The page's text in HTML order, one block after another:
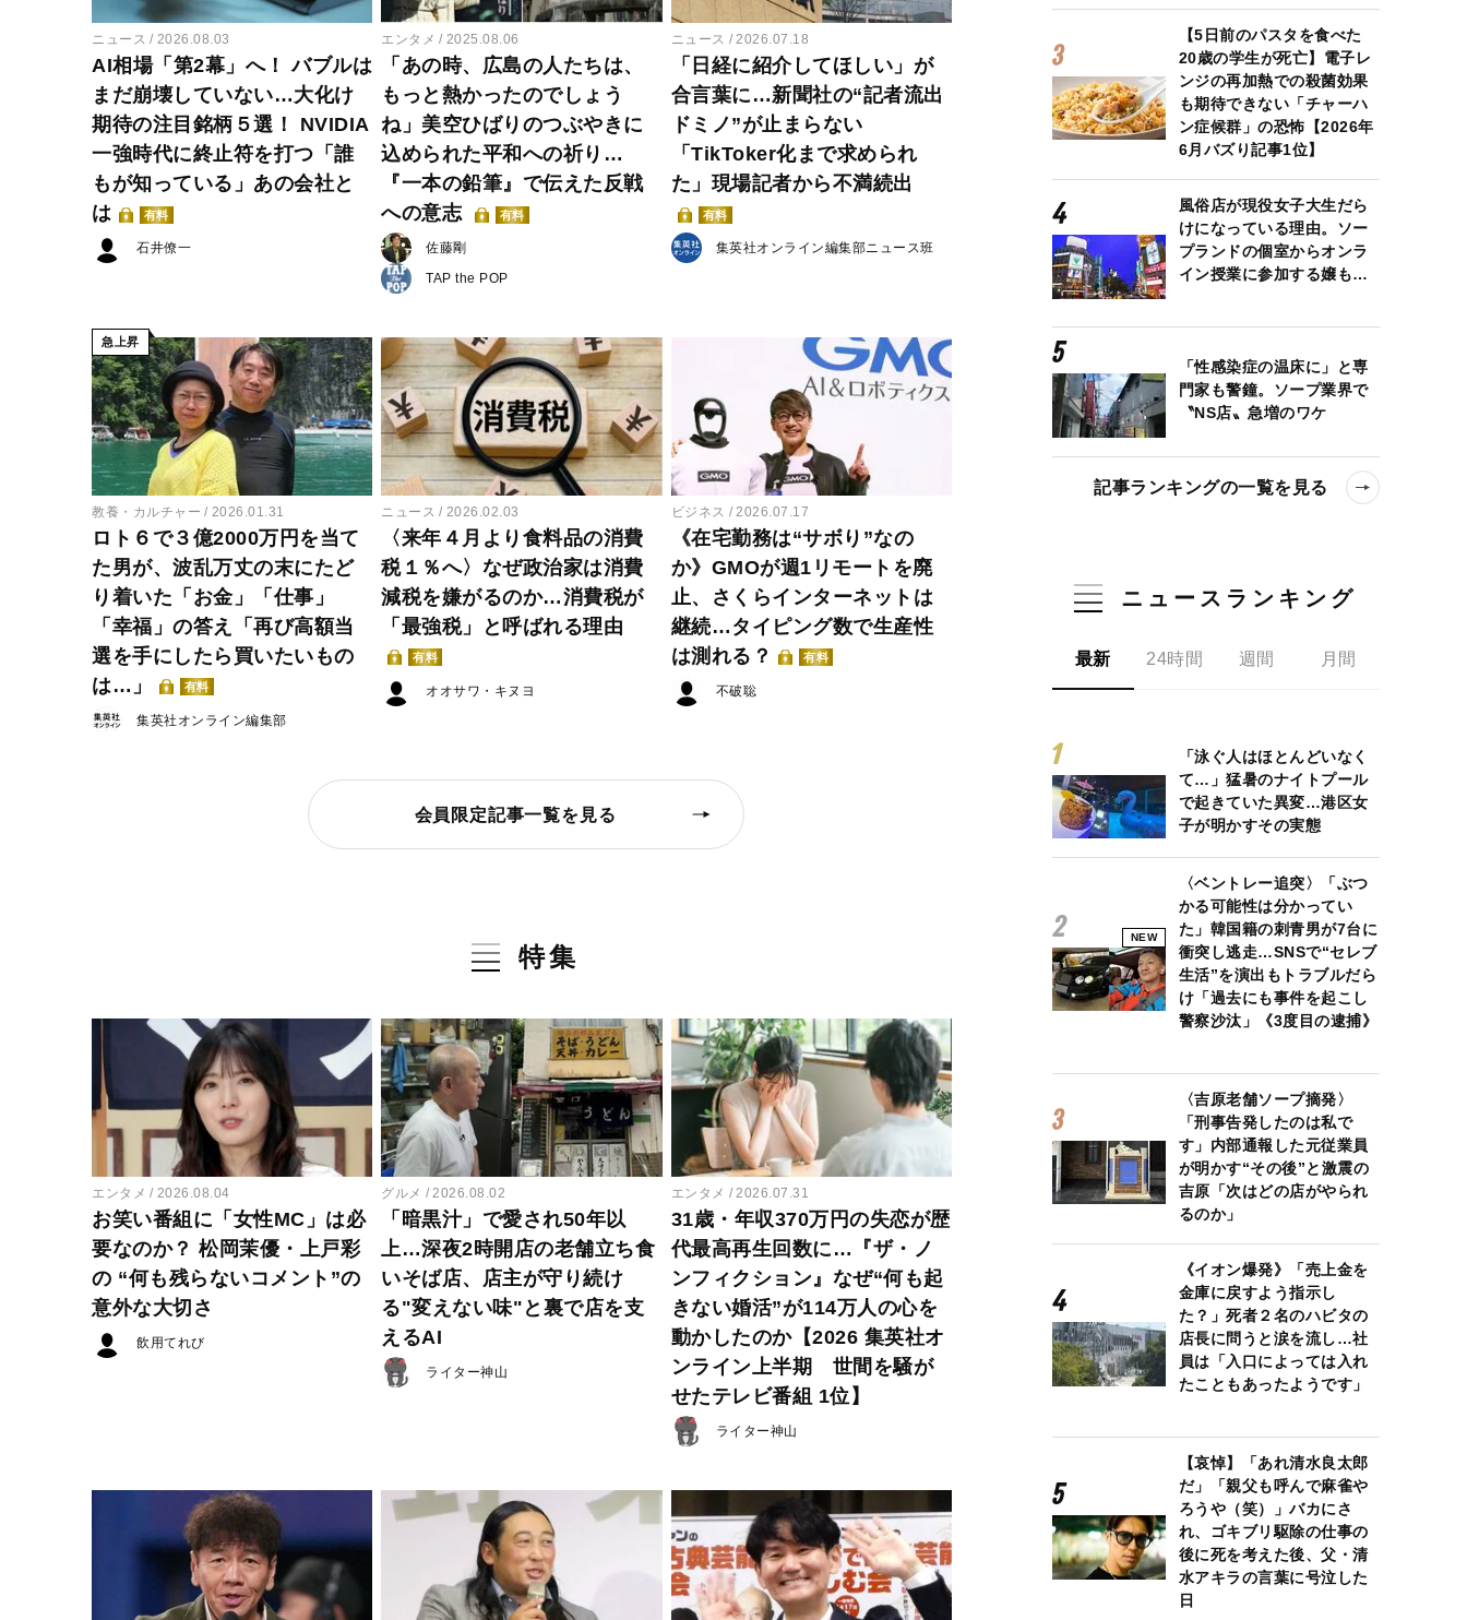
ニュース 2026.08.03
AI相場「第2幕」へ！ バブルは
まだ崩壊していない…大化け
期待の注目銘柄５選！ NVIDIA
一強時代に終止符を打つ「誰
もが知っている」あの会社と
は
有料
石井僚一
エンタメ 2025.08.06
「あの時、広島の人たちは、
もっと熱かったのでしょう
ね」美空ひばりのつぶやきに
込められた平和への祈り…
『一本の鉛筆』で伝えた反戦
への意志
有料
佐藤剛
TAP the POP
ニュース 2026.07.18
「日経に紹介してほしい」が
合言葉に…新聞社の“記者流出
ドミノ”が止まらない
「TikToker化まで求められ
た」現場記者から不満続出
有料
集英社オンライン編集部ニュース班
急上昇
教養・カルチャー 2026.01.31
ロト６で３億2000万円を当て
た男が、波乱万丈の末にたど
り着いた「お金」「仕事」
「幸福」の答え「再び高額当
選を手にしたら買いたいもの
は…」
有料
集英社オンライン編集部
ニュース 2026.02.03
〈来年４月より食料品の消費
税１％へ〉なぜ政治家は消費
減税を嫌がるのか…消費税が
「最強税」と呼ばれる理由
有料
オオサワ・キヌヨ
ビジネス 2026.07.17
《在宅勤務は“サボり”なの
か》GMOが週1リモートを廃
止、さくらインターネットは
継続…タイピング数で生産性
は測れる？
有料
不破聡
会員限定記事一覧を見る
特集
エンタメ 2026.08.04
お笑い番組に「女性MC」は必
要なのか？ 松岡茉優・上戸彩
の “何も残らないコメント”の
意外な大切さ
飲用てれび
グルメ 2026.08.02
「暗黒汁」で愛され50年以
上…深夜2時開店の老舗立ち食
いそば店、店主が守り続け
る"変えない味"と裏で店を支
えるAI
ライター神山
エンタメ 2026.07.31
31歳・年収370万円の失恋が歴
代最高再生回数に…『ザ・ノ
ンフィクション』なぜ“何も起
きない婚活”が114万人の心を
動かしたのか【2026 集英社オ
ンライン上半期 世間を騒が
せたテレビ番組 1位】
ライター神山
【5日前のパスタを食べた
20歳の学生が死亡】電子レ
ンジの再加熱での殺菌効果
も期待できない「チャーハ
ン症候群」の恐怖【2026年
6月バズり記事1位】
風俗店が現役女子大生だら
けになっている理由。ソー
プランドの個室からオンラ
イン授業に参加する嬢も…
「性感染症の温床に」と専
門家も警鐘。ソープ業界で
〝NS店〟急増のワケ
記事ランキングの一覧を見る
ニュースランキング
最新 24時間 週間 月間
「泳ぐ人はほとんどいなく
て…」猛暑のナイトプール
で起きていた異変…港区女
子が明かすその実態
NEW
〈ベントレー追突〉「ぶつ
かる可能性は分かってい
た」韓国籍の刺青男が7台に
衝突し逃走…SNSで“セレブ
生活”を演出もトラブルだら
け「過去にも事件を起こし
警察沙汰」《3度目の逮捕》
〈吉原老舗ソープ摘発〉
「刑事告発したのは私で
す」内部通報した元従業員
が明かす“その後”と激震の
吉原「次はどの店がやられ
るのか」
《イオン爆発》「売上金を
金庫に戻すよう指示し
た？」死者２名のハビタの
店長に問うと涙を流し…社
員は「入口によっては入れ
たこともあったようです」
【哀悼】「あれ清水良太郎
だ」「親父も呼んで麻雀や
ろうや（笑）」バカにさ
れ、ゴキブリ駆除の仕事の
後に死を考えた後、父・清
水アキラの言葉に号泣した
日